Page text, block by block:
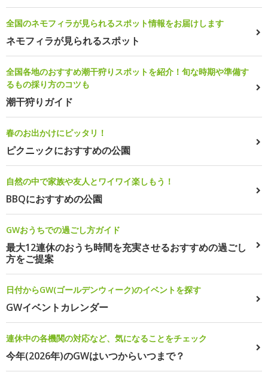
全国のネモフィラが見られるスポット情報をお届けします
ネモフィラが見られるスポット
全国各地のおすすめ潮干狩りスポットを紹介！旬な時期や準備す
るもの採り方のコツも
潮干狩りガイド
春のお出かけにピッタリ！
ピクニックにおすすめの公園
自然の中で家族や友人とワイワイ楽しもう！
BBQにおすすめの公園
GWおうちでの過ごし方ガイド
最大12連休のおうち時間を充実させるおすすめの過ごし
方をご提案
日付からGW(ゴールデンウィーク)のイベントを探す
GWイベントカレンダー
連休中の各機関の対応など、気になることをチェック
今年(2026年)のGWはいつからいつまで？